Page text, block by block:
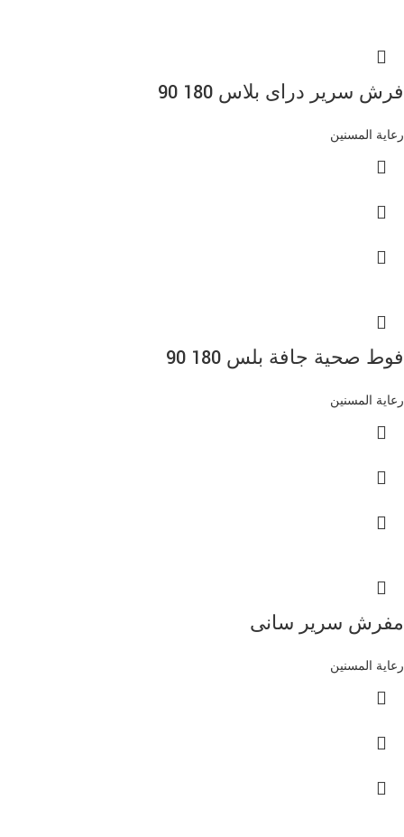
فرش سرير دراى بلاس 180 90
رعاية المسنين
فوط صحية جافة بلس 180 90
رعاية المسنين
مفرش سرير سانى
رعاية المسنين